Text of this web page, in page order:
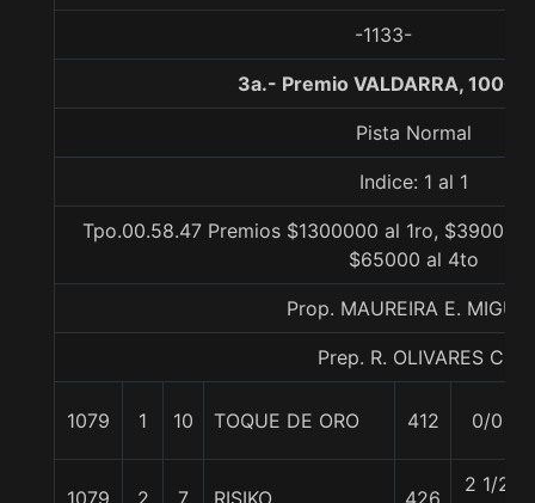
-1133-
3a.- Premio VALDARRA, 1000
Pista Normal
Indice: 1 al 1
Tpo.00.58.47 Premios $1300000 al 1ro,
$65000 al 4to
Prop. MAUREIRA E.
Prep. R. OLIVARES C.
1079 1 10 TOQUE DE ORO 412 0/0
1079 2 7 RISIKO 426
2 1/2